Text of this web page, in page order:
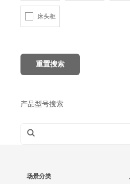
床头柜
重置搜索
产品型号搜索
场景分类